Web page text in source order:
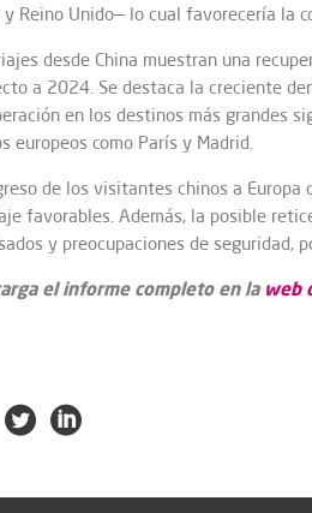
Reino Unido— lo cual favorecería la
desde China muestran una
a 2024. Se destaca la creciente
en los destinos más grandes
europeos como París y Madrid.
de los visitantes chinos a
favorables. Además, la posible
y preocupaciones de seguridad,
el informe completo en la web